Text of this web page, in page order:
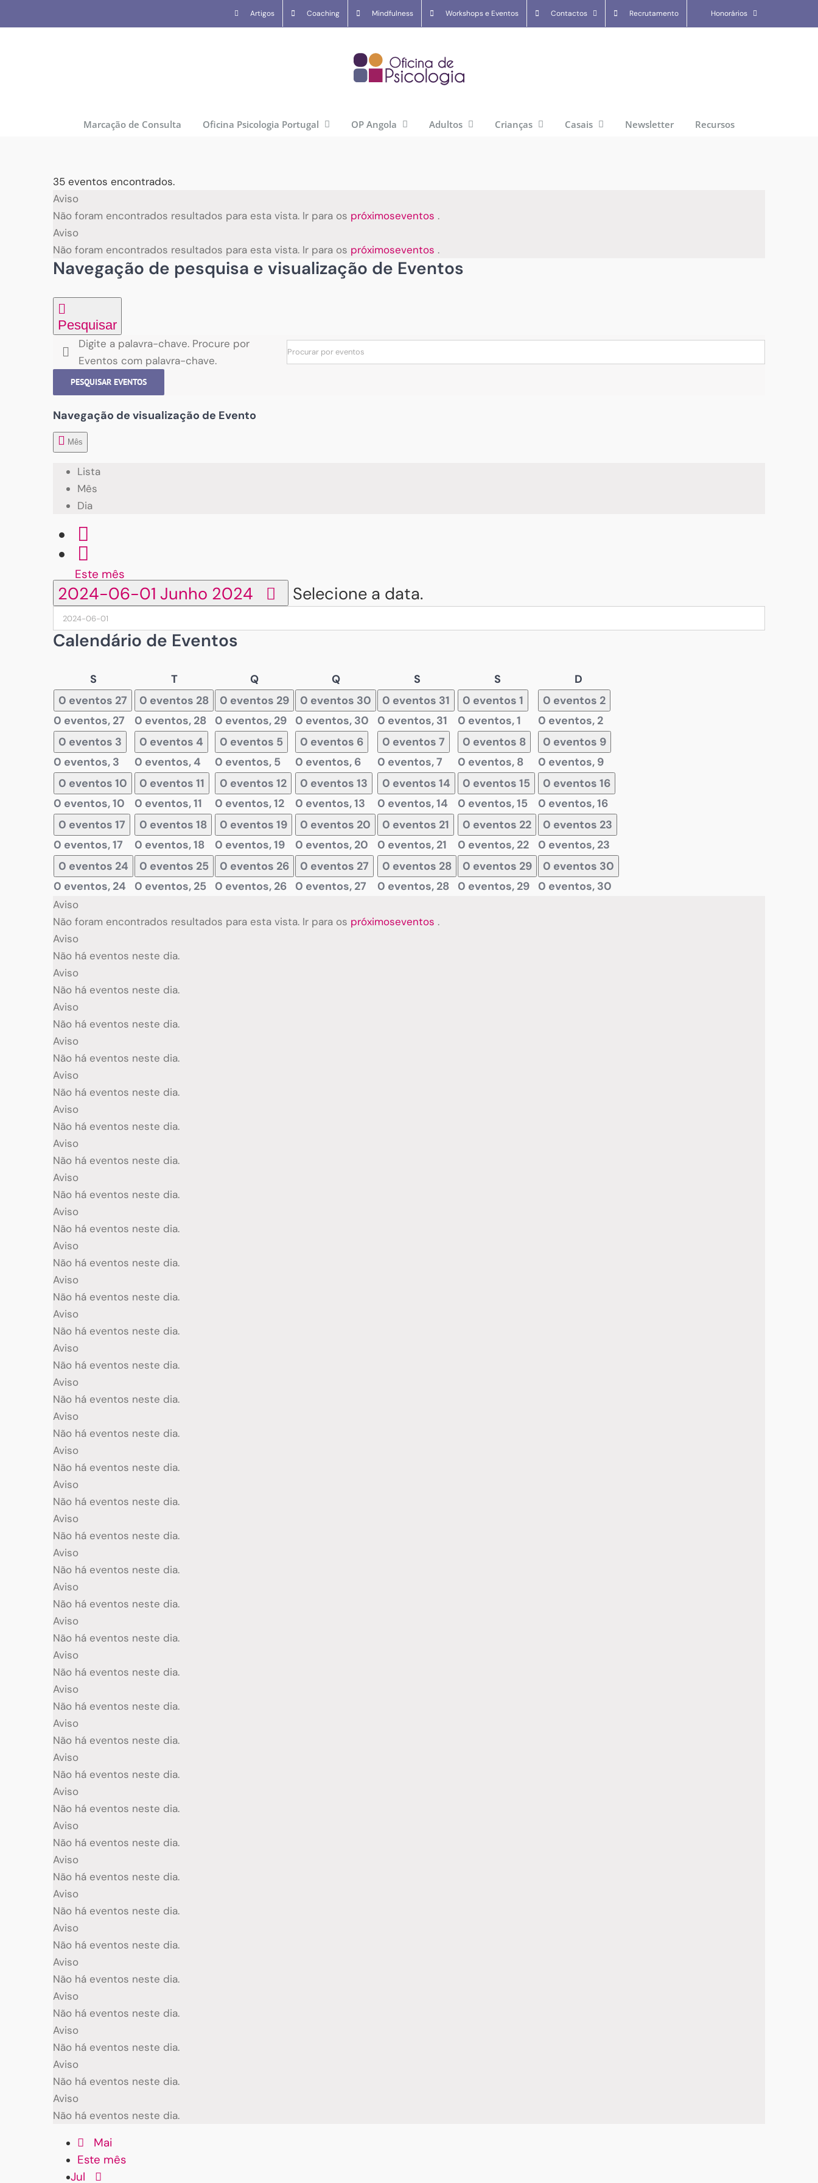
to
Artigos Coaching Mindfulness Workshops e Eventos Contactos Recrutamento Honorários
Marcação de Consulta Oficina Psicologia Portugal OP Angola Adultos Crianças Casais Newsletter Recursos
35 eventos encontrados.
Eventos
Aviso
Não foram encontrados resultados para esta vista. Ir para os próximoseventos .
Aviso
Não foram encontrados resultados para esta vista. Ir para os próximoseventos .
Navegação de pesquisa e visualização de Eventos
Pesquisar
Digite a palavra-chave. Procure por
Eventos com palavra-chave.
PESQUISAR EVENTOS
Navegação de visualização de Evento
Mês
Lista
Mês
Dia
Este mês
2024-06-01 Junho 2024 Selecione a data.
Calendário de Eventos
S
feira
TTerça-
feira
QQuarta-
feira
QQuinta-
feira
SSexta-
feira
SSábado D
0 eventos 27
0 eventos, 27
0 eventos 28
0 eventos, 28
0 eventos 29
0 eventos, 29
0 eventos 30
0 eventos, 30
0 eventos 31
0 eventos, 31
0 eventos 1
0 eventos,1
0 eventos 2
0 eventos, 2
0 eventos 3
0 eventos, 3
0 eventos 4
0 eventos,4
0 eventos 5
0 eventos, 5
0 eventos 6
0 eventos, 6
0 eventos 7
0 eventos,7
0 eventos 8
0 eventos, 8
0 eventos 9
0 eventos, 9
0 eventos 10
0 eventos,10
0 eventos 11
0 eventos,11
0 eventos 12
0 eventos,12
0 eventos 13
0 eventos,13
0 eventos 14
0 eventos,14
0 eventos 15
0 eventos,15
0 eventos 16
0 eventos,16
0 eventos 17
0 eventos,17
0 eventos 18
0 eventos,18
0 eventos 19
0 eventos,19
0 eventos 20
0 eventos, 20
0 eventos 21
0 eventos, 21
0 eventos 22
0 eventos, 22
0 eventos 23
0 eventos, 23
0 eventos 24
0 eventos, 24
0 eventos 25
0 eventos, 25
0 eventos 26
0 eventos, 26
0 eventos 27
0 eventos, 27
0 eventos 28
0 eventos, 28
0 eventos 29
0 eventos, 29
0 eventos 30
0 eventos, 30
Aviso
Não foram encontrados resultados para esta vista. Ir para os próximoseventos .
Aviso
Não há eventos neste dia.
Aviso
Não há eventos neste dia.
Aviso
Não há eventos neste dia.
Aviso
Não há eventos neste dia.
Aviso
Não há eventos neste dia.
Aviso
Não há eventos neste dia.
Aviso
Não há eventos neste dia.
Aviso
Não há eventos neste dia.
Aviso
Não há eventos neste dia.
Aviso
Não há eventos neste dia.
Aviso
Não há eventos neste dia.
Aviso
Não há eventos neste dia.
Aviso
Não há eventos neste dia.
Aviso
Não há eventos neste dia.
Aviso
Não há eventos neste dia.
Aviso
Não há eventos neste dia.
Aviso
Não há eventos neste dia.
Aviso
Não há eventos neste dia.
Aviso
Não há eventos neste dia.
Aviso
Não há eventos neste dia.
Aviso
Não há eventos neste dia.
Aviso
Não há eventos neste dia.
Aviso
Não há eventos neste dia.
Aviso
Não há eventos neste dia.
Aviso
Não há eventos neste dia.
Aviso
Não há eventos neste dia.
Aviso
Não há eventos neste dia.
Aviso
Não há eventos neste dia.
Aviso
Não há eventos neste dia.
Aviso
Não há eventos neste dia.
Aviso
Não há eventos neste dia.
Aviso
Não há eventos neste dia.
Aviso
Não há eventos neste dia.
Aviso
Não há eventos neste dia.
Aviso
Não há eventos neste dia.
Mai
Este mês
Jul